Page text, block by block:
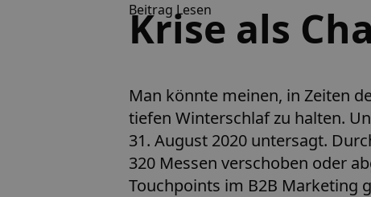
Beitrag Lesen
Krise als
Man könnte meinen, in Zeiten
tiefen Winterschlaf zu halten.
31. August 2020 untersagt.
320 Messen verschoben oder
Touchpoints im B2B Marketing